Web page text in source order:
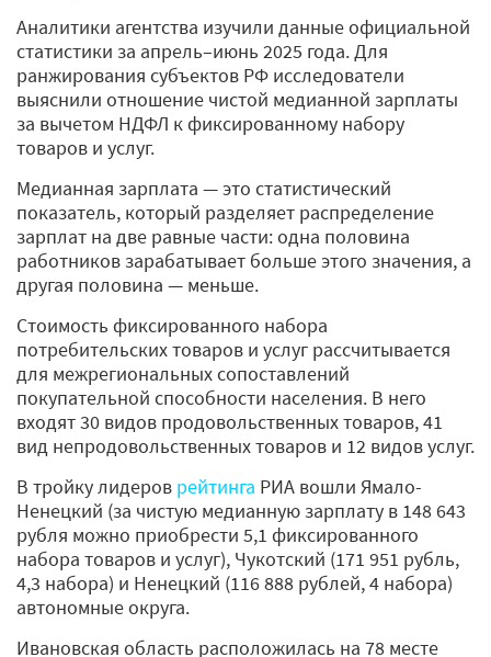
Аналитики агентства изучили данные официальной
статистики за апрель–июнь 2025 года. Для
ранжирования субъектов РФ исследователи
выяснили отношение чистой медианной зарплаты
за вычетом НДФЛ к фиксированному набору
товаров и услуг.
Медианная зарплата — это статистический
показатель, который разделяет распределение
зарплат на две равные части: одна половина
работников зарабатывает больше этого значения, а
другая половина — меньше.
Стоимость фиксированного набора
потребительских товаров и услуг рассчитывается
для межрегиональных сопоставлений
покупательной способности населения. В него
входят 30 видов продовольственных товаров, 41
вид непродовольственных товаров и 12 видов услуг.
В тройку лидеров рейтинга РИА вошли Ямало-
Ненецкий (за чистую медианную зарплату в 148 643
рубля можно приобрести 5,1 фиксированного
набора товаров и услуг), Чукотский (171 951 рубль,
4,3 набора) и Ненецкий (116 888 рублей, 4 набора)
автономные округа.
Ивановская область расположилась на 78 месте